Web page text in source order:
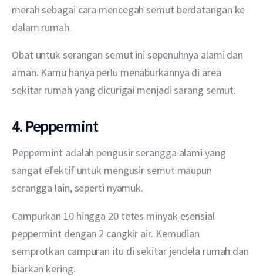
merah sebagai cara mencegah semut berdatangan ke
dalam rumah.
Obat untuk serangan semut ini sepenuhnya alami dan
aman. Kamu hanya perlu menaburkannya di area
sekitar rumah yang dicurigai menjadi sarang semut.
4. Peppermint
Peppermint adalah pengusir serangga alami yang
sangat efektif untuk mengusir semut maupun
serangga lain, seperti nyamuk.
Campurkan 10 hingga 20 tetes minyak esensial
peppermint dengan 2 cangkir air. Kemudian
semprotkan campuran itu di sekitar jendela rumah dan
biarkan kering.